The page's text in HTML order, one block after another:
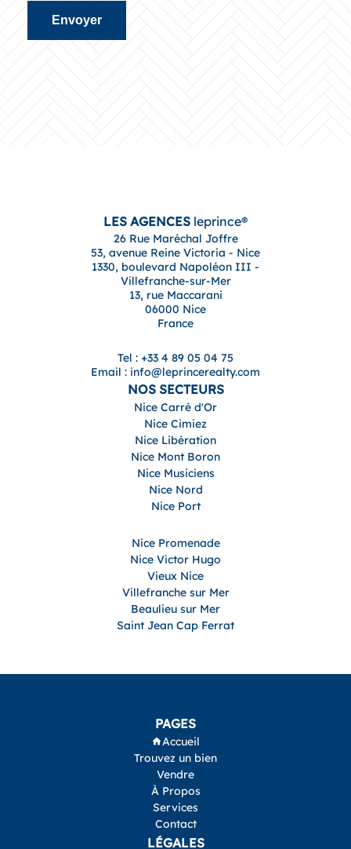
Envoyer
LES AGENCES leprince®
26 Rue Maréchal Joffre
53, avenue Reine Victoria - Nice
1330, boulevard Napoléon III -
Villefranche-sur-Mer
13, rue Maccarani
06000 Nice
France
Tel : +33 4 89 05 04 75
Email : info@leprincerealty.com
NOS SECTEURS
Nice Carré d'Or
Nice Cimiez
Nice Libération
Nice Mont Boron
Nice Musiciens
Nice Nord
Nice Port
Nice Promenade
Nice Victor Hugo
Vieux Nice
Villefranche sur Mer
Beaulieu sur Mer
Saint Jean Cap Ferrat
PAGES
Accueil
Trouvez un bien
Vendre
À Propos
Services
Contact
LÉGALES